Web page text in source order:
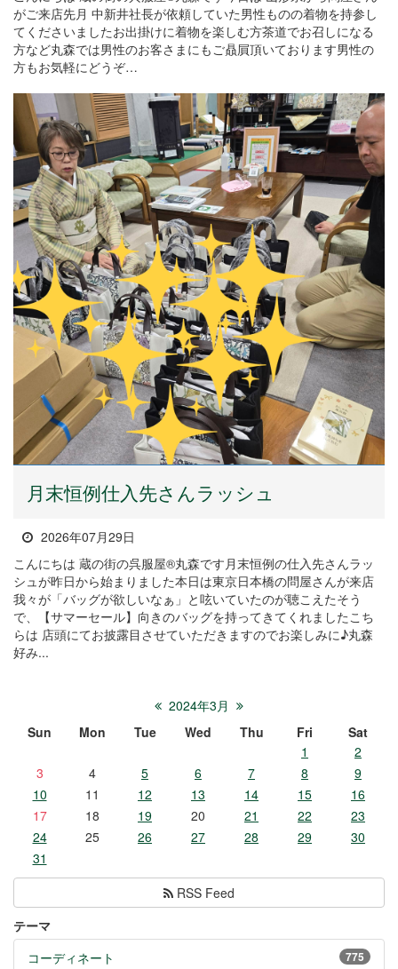
がご来店先月 中新井社長が依頼していた男性ものの着物を持参し
てくださいましたお出掛けに着物を楽しむ方茶道でお召しになる
方など丸森では男性のお客さまにもご贔屓頂いております男性の
方もお気軽にどうぞ…
月末恒例仕入先さんラッシュ
2026年07月29日
こんにちは 蔵の街の呉服屋®丸森です月末恒例の仕入先さんラッ
シュが昨日から始まりました本日は東京日本橋の問屋さんが来店
我々が「バッグが欲しいなぁ」と呟いていたのが聴こえたそう
で、【サマーセール】向きのバッグを持ってきてくれましたこち
らは 店頭にてお披露目させていただきますのでお楽しみに♪丸森
好み...
2024年3月
Sun
Mon Tue Wed Thu Fri
Sat
1
2
3
4 5 6 7 8
9
10
11 12 13 14 15
16
17
18 19 20 21 22
23
24
25 26 27 28 29
30
31
RSS Feed
テーマ
775
コーディネート